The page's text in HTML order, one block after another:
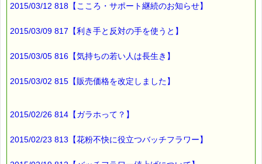
2015/03/12 818【こころ・サポート継続のお知らせ】
2015/03/09 817【利き手と反対の手を使うと】
2015/03/05 816【気持ちの若い人は長生き】
2015/03/02 815【販売価格を改定しました】
2015/02/26 814【ガラホって？】
2015/02/23 813【花粉不快に役立つバッチフラワー】